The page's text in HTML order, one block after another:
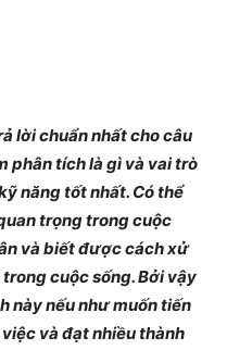
lời chuẩn nhất cho câu
phân tích là gì và vai trò
năng tốt nhất. Có thể
trọng trong cuộc
và biết được cách xử
cuộc sống. Bởi vậy
này nếu như muốn tiến
và đạt nhiều thành